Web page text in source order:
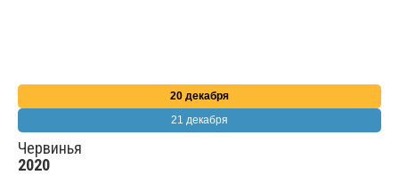
20 декабря
21 декабря
Червинья
2020